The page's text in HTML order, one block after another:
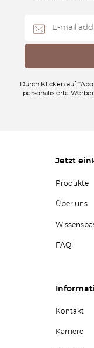
Durch Klicken auf
personalisierte
Jetzt
Produkte
Über uns
FAQ
Kontakt
Karriere